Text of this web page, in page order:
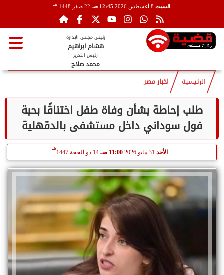
السبت 12:45 صـ 22 صفر 1448 هـ
رئيس مجلس الإدارة
هشام ابراهيم
رئيس التحرير
محمد صلاح
الرئيسية اخبار مصر
طلب إحاطة بشأن وفاة طفل اختناقًا بحبة
فول سوداني داخل مستشفى بالدقهلية
الأحد 31 مايو 2026 11:00 صـ 14 ذو الحجة 1447
هـ